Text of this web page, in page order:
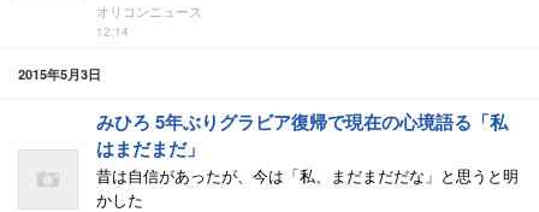
オリコンニュース
12:14
2015年5月3日
みひろ 5年ぶりグラビア復帰で現在の心境語る「私
はまだまだ」
昔は自信があったが、今は「私、まだまだだな」と思うと明
かした